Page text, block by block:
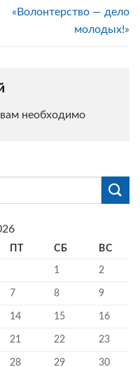
«Волонтерство — дело
молодых!»
необходимо
ПТ СБ ВС
1 2
7 8 9
14 15 16
21 22 23
28 29 30